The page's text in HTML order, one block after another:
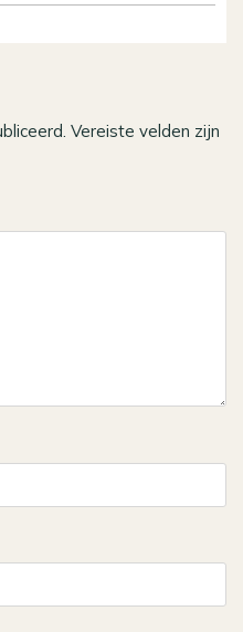
Vereiste velden zijn